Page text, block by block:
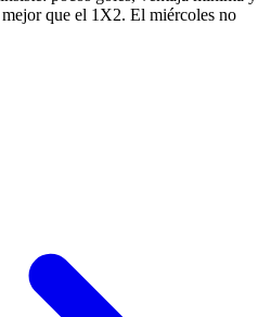
que el 1X2. El miércoles no